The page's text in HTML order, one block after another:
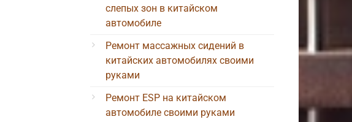
слепых зон в китайском
автомобиле
Ремонт массажных сидений в
китайских автомобилях своими
руками
Ремонт ESP на китайском
автомобиле своими руками